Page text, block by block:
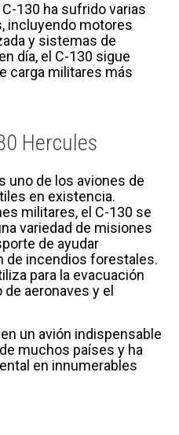
130 ha sufrido varias
incluyendo motores
y sistemas de
día, el C-130 sigue
carga militares más
Hercules
uno de los aviones de
en existencia.
militares, el C-130 se
variedad de misiones
de ayudar
de incendios forestales.
para la evacuación
aeronaves y el
un avión indispensable
muchos países y ha
en innumerables